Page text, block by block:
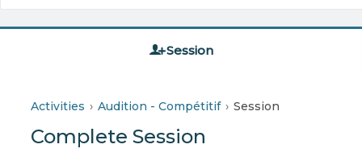
Session
Activities Audition - Compétitif Session
Complete Session